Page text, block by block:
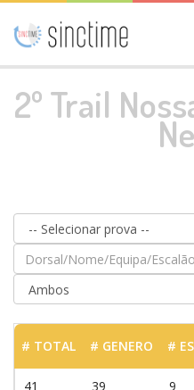
2º Trail
# TOTAL # GENERO #
41 39 9